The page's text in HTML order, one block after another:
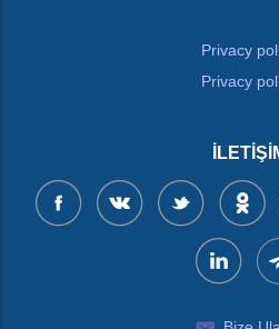
Privacy
Privacy